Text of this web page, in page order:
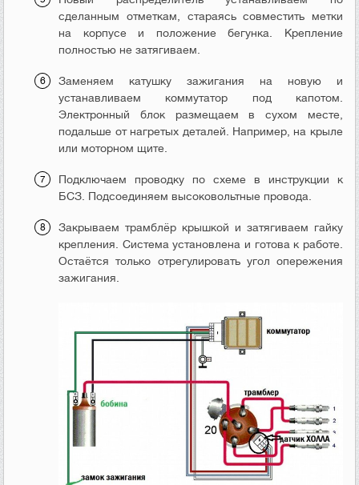
сделанным отметкам, стараясь совместить метки
на корпусе и положение бегунка. Крепление
полностью не затягиваем.
Заменяем катушку зажигания на новую и
устанавливаем коммутатор под капотом.
Электронный блок размещаем в сухом месте,
подальше от нагретых деталей. Например, на крыле
или моторном щите.
Подключаем проводку по схеме в инструкции к
БСЗ. Подсоединяем высоковольтные провода.
Закрываем трамблёр крышкой и затягиваем гайку
крепления. Система установлена и готова к работе.
Остаётся только отрегулировать угол опережения
зажигания.